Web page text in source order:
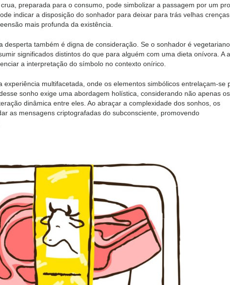
preparada para o consumo, pode simbolizar a passagem por um
indicar a disposição do sonhador para deixar para trás velhas
mais profunda da existência.
desperta também é digna de consideração. Se o sonhador é
significados distintos do que para alguém com uma dieta onívora. A
a interpretação do símbolo no contexto onírico.
multifacetada, onde os elementos simbólicos entrelaçam-se
sonho exige uma abordagem holística, considerando não apenas os
dinâmica entre eles. Ao abraçar a complexidade dos sonhos, os
as mensagens criptografadas do subconsciente, promovendo